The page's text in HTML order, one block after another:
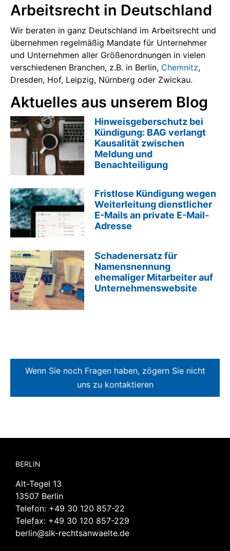
Arbeitsrecht in Deutschland
Wir beraten in ganz Deutschland im Arbeitsrecht und
übernehmen regelmäßig Mandate für Unternehmer
und Unternehmen aller Größenordnungen in vielen
verschiedenen Branchen, z.B. in Berlin, Chemnitz,
Dresden, Hof, Leipzig, Nürnberg oder Zwickau.
Aktuelles aus unserem Blog
Hinweisgeberschutz bei
Kündigung: BAG verlangt
Kausalität zwischen
Meldung und
Benachteiligung
Fristlose Kündigung wegen
Weiterleitung dienstlicher
E-Mails an private E-Mail-
Adresse
Schadenersatz für
Namensnennung
ehemaliger Mitarbeiter auf
Unternehmenswebsite
Wenn Sie noch Fragen haben, zögern Sie nicht
uns zu kontaktieren
BERLIN
Alt-Tegel 13
13507 Berlin
Telefon: +49 30 120 857-22
Telefax: +49 30 120 857-229
berlin@slk-rechtsanwaelte.de